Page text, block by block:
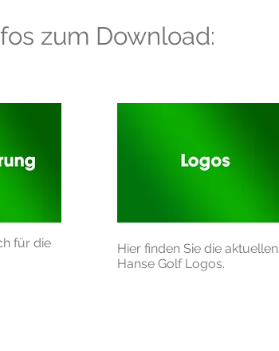
zum Download:
für die
Hier finden Sie die aktuellen
Hanse Golf Logos.